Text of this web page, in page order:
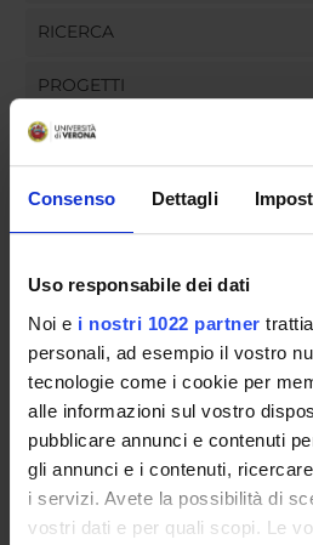
Consenso Dettagli
Uso responsabile dei dati
Noi e i nostri 1022 partner
personali, ad esempio il vostro
tecnologie come i cookie per
alle informazioni sul vostro
pubblicare annunci e contenuti
gli annunci e i contenuti,
i servizi. Avete la possibilità di
vostri dati e per quali scopi. Le
RICERCA
PROGETTI
INCARICHI
GOVERNANCE
COMMISSIONI
UFFICI E STRUTTURE DI
SERVIZI DI SEGRETERIA